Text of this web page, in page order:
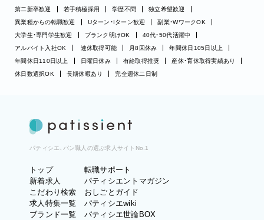
第二新卒歓迎
若手積極採用 学歴不問
独立希望歓迎
異業種からの転職歓迎
Uターン・Iターン歓迎
副業・WワークOK
大学生・専門学生歓迎
ブランク明けOK
40代・50代活躍中
アルバイト入社OK
連休取得可能 月8回休み
年間休日105日以上
年間休日110日以上
日曜日休み 有給取得推奨
産休・育休取得実績あり
休日数選択OK
長期休暇あり 完全週休二日制
パティシエ、パン職人の選ぶ求人サイトNo.1
トップ
新着求人
こだわり検索
求人特集一覧
ブランド一覧
転職サポート
パティシエントマガジン
おしごとガイド
パティシエwiki
パティシエ世論BOX